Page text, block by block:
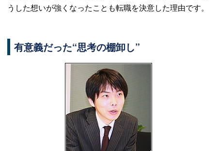
うした想いが強くなったことも転職を決意した理由です。
有意義だった“思考の棚卸し”